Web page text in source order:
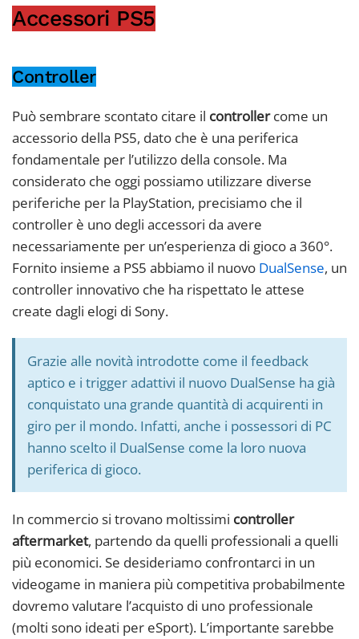
Accessori PS5
Controller
Può sembrare scontato citare il controllercome un
accessorio della PS5, dato che è una periferica
fondamentale per l’utilizzo della console. Ma
considerato che oggi possiamo utilizzare diverse
periferiche per la PlayStation, precisiamo che il
controller è uno degli accessori da avere
necessariamente per un’esperienza di gioco a 360°.
Fornito insieme a PS5 abbiamo il nuovo DualSense, un
controller innovativo che ha rispettato le attese
create dagli elogi di Sony.
Grazie alle novità introdotte come il feedback
aptico e i trigger adattivi il nuovo DualSense ha già
conquistato una grande quantità di acquirenti in
giro per il mondo. Infatti, anche i possessori di PC
hanno scelto il DualSense come la loro nuova
periferica di gioco.
In commercio si trovano moltissimi controller
aftermarket, partendo da quelli professionali a quelli
più economici. Se desideriamo confrontarci in un
videogame in maniera più competitiva probabilmente
dovremo valutare l’acquisto di uno professionale
(molti sono ideati per eSport). L’importante sarebbe